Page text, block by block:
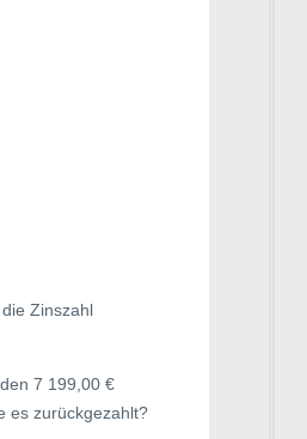
Zinszahl
7 199,00 €
es zurückgezahlt?